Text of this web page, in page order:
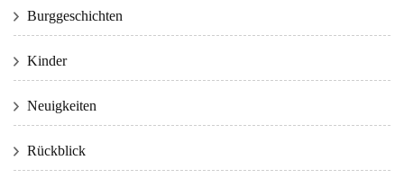
Burggeschichten
Kinder
Neuigkeiten
Rückblick